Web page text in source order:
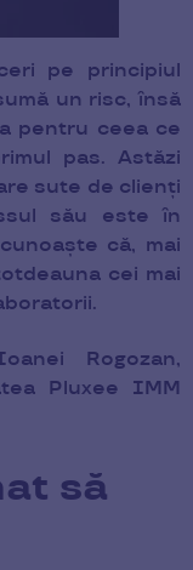
pe principiul
un risc, însă
pentru ceea ce
pas. Astăzi
sute de clienți
său este în
că, mai
cei mai
Rogozan,
Pluxee IMM
să